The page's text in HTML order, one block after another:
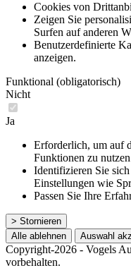
Cookies von
Zeigen Sie
Surfen auf anderen
Benutzerdefinierte
anzeigen.
Funktional (obligatorisch)
Nicht
Ja
Erforderlich, um auf
Funktionen zu
Identifizieren Sie
Einstellungen wie
Passen Sie Ihre
> Stornieren
Alle ablehnen
Auswahl
Copyright-2026 - Vogels
vorbehalten.